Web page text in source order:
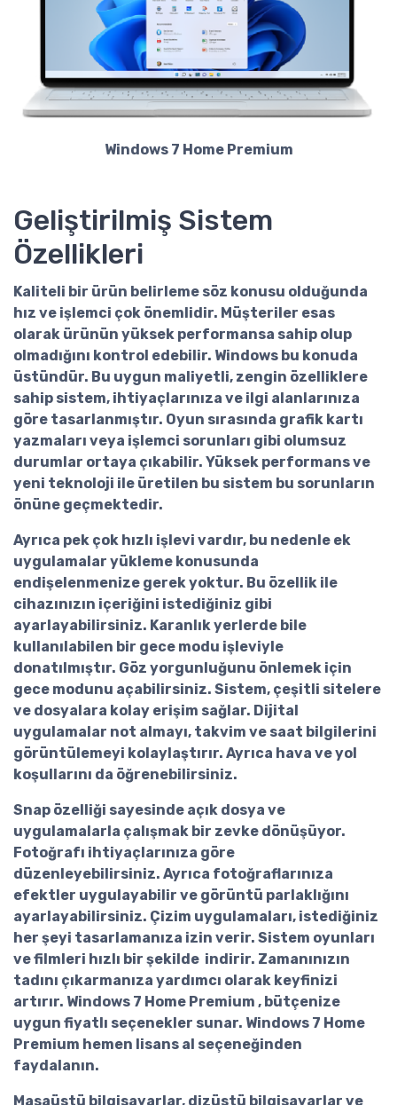
Windows 7 Home Premium
Geliştirilmiş Sistem
Özellikleri
Kaliteli bir ürün belirleme söz konusu olduğunda
hız ve işlemci çok önemlidir. Müşteriler esas
olarak ürünün yüksek performansa sahip olup
olmadığını kontrol edebilir. Windows bu konuda
üstündür. Bu uygun maliyetli, zengin özelliklere
sahip sistem, ihtiyaçlarınıza ve ilgi alanlarınıza
göre tasarlanmıştır. Oyun sırasında grafik kartı
yazmaları veya işlemci sorunları gibi olumsuz
durumlar ortaya çıkabilir. Yüksek performans ve
yeni teknoloji ile üretilen bu sistem bu sorunların
önüne geçmektedir.
Ayrıca pek çok hızlı işlevi vardır, bu nedenle ek
uygulamalar yükleme konusunda
endişelenmenize gerek yoktur. Bu özellik ile
cihazınızın içeriğini istediğiniz gibi
ayarlayabilirsiniz. Karanlık yerlerde bile
kullanılabilen bir gece modu işleviyle
donatılmıştır. Göz yorgunluğunu önlemek için
gece modunu açabilirsiniz. Sistem, çeşitli sitelere
ve dosyalara kolay erişim sağlar. Dijital
uygulamalar not almayı, takvim ve saat bilgilerini
görüntülemeyi kolaylaştırır. Ayrıca hava ve yol
koşullarını da öğrenebilirsiniz.
Snap özelliği sayesinde açık dosya ve
uygulamalarla çalışmak bir zevke dönüşüyor.
Fotoğrafı ihtiyaçlarınıza göre
düzenleyebilirsiniz. Ayrıca fotoğraflarınıza
efektler uygulayabilir ve görüntü parlaklığını
ayarlayabilirsiniz. Çizim uygulamaları, istediğiniz
her şeyi tasarlamanıza izin verir. Sistem oyunları
ve filmleri hızlı bir şekilde indirir. Zamanınızın
tadını çıkarmanıza yardımcı olarak keyfinizi
artırır. Windows 7 Home Premium , bütçenize
uygun fiyatlı seçenekler sunar. Windows 7 Home
Premium hemen lisans al seçeneğinden
faydalanın.
Masaüstü bilgisayarlar, dizüstü bilgisayarlar ve